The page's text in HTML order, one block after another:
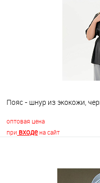
Пояс - шнур из экокожи,
оптовая цена
при входена сайт